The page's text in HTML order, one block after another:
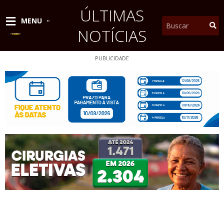
conteúdo
MENU
ÚLTIMAS
NOTÍCIAS
Pesquisar
PUBLICIDADE